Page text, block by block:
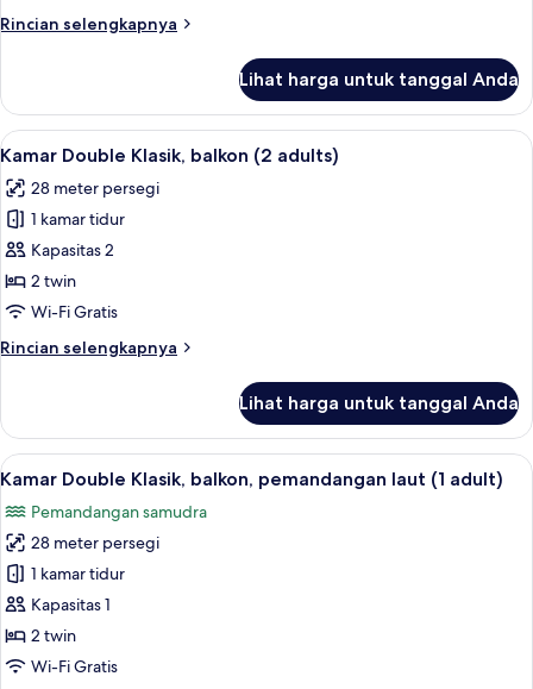
(1
Rincian selengkapnya
Rincian
Kamar
Double
Klasik,
(1
adult)
Lihat harga untuk tanggal Anda
Lihat
semua
foto
untuk
Kamar
Double
Klasik,
(2
Kamar Double Klasik, balkon (2
9
Kamar Double Klasik, balkon (2 adults)
28 meter persegi
1 kamar tidur
Kapasitas 2
2 twin
Wi-Fi Gratis
Rincian selengkapnya
Rincian
Kamar
Double
Klasik,
(2
adults)
Lihat harga untuk tanggal Anda
Lihat
semua
foto
untuk
Kamar
Double
Klasik,
balkon,
Brankas, Wi-Fi gratis, dan seprai linen
13
Kamar Double Klasik, balkon, pemandangan laut (1 adult)
Pemandangan samudra
28 meter persegi
1 kamar tidur
Kapasitas 1
2 twin
Wi-Fi Gratis